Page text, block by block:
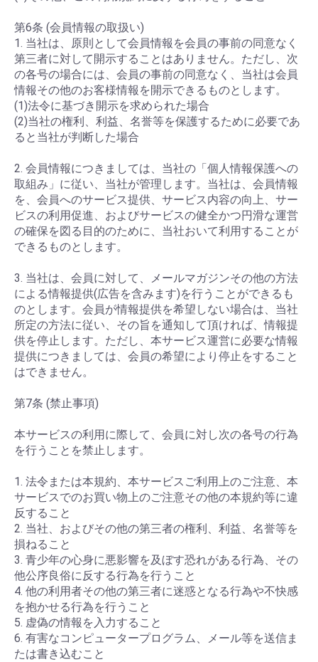
第6条 (会員情報の取扱い)
1. 当社は、原則として会員情報を会員の事前の同意なく
第三者に対して開示することはありません。ただし、次
の各号の場合には、会員の事前の同意なく、当社は会員
情報その他のお客様情報を開示できるものとします。
(1)法令に基づき開示を求められた場合
(2)当社の権利、利益、名誉等を保護するために必要であ
ると当社が判断した場合
2. 会員情報につきましては、当社の「個人情報保護への
取組み」に従い、当社が管理します。当社は、会員情報
を、会員へのサービス提供、サービス内容の向上、サー
ビスの利用促進、およびサービスの健全かつ円滑な運営
の確保を図る目的のために、当社おいて利用することが
できるものとします。
3. 当社は、会員に対して、メールマガジンその他の方法
による情報提供(広告を含みます)を行うことができるも
のとします。会員が情報提供を希望しない場合は、当社
所定の方法に従い、その旨を通知して頂ければ、情報提
供を停止します。ただし、本サービス運営に必要な情報
提供につきましては、会員の希望により停止をすること
はできません。
第7条 (禁止事項)
本サービスの利用に際して、会員に対し次の各号の行為
を行うことを禁止します。
1. 法令または本規約、本サービスご利用上のご注意、本
サービスでのお買い物上のご注意その他の本規約等に違
反すること
2. 当社、およびその他の第三者の権利、利益、名誉等を
損ねること
3. 青少年の心身に悪影響を及ぼす恐れがある行為、その
他公序良俗に反する行為を行うこと
4. 他の利用者その他の第三者に迷惑となる行為や不快感
を抱かせる行為を行うこと
5. 虚偽の情報を入力すること
6. 有害なコンピュータープログラム、メール等を送信ま
たは書き込むこと